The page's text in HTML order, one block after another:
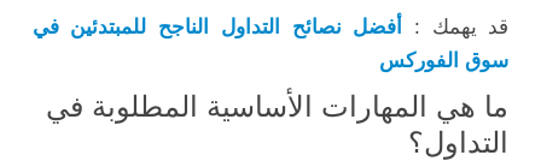
قد يهمك :
أفضل نصائح التداول الناجح للمبتدئين في
سوق الفوركس
ما هي المهارات الأساسية المطلوبة في
التداول؟